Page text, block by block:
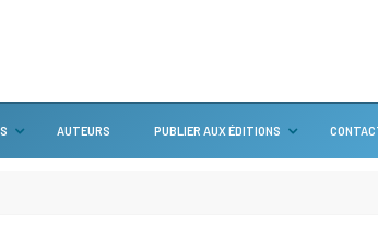
AUTEURS PUBLIER AUX ÉDITIONS